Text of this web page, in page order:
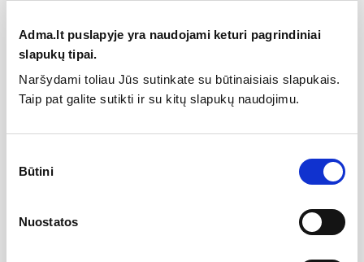
Adma.lt puslapyje yra naudojami keturi pagrindiniai
slapukų tipai.
Naršydami toliau Jūs sutinkate su būtinaisiais slapukais.
Taip pat galite sutikti ir su kitų slapukų naudojimu.
pasirinkimas
Būtini
Nuostatos
Dušo galvos skersmuo: 280 mm
Vandens pajungimas: 1/2"
Atstumas tarp centrų, vandens pajungimui:150 ± 12 mm
Vandens pratekėjimo greitis, litrais/min 16 l/min, vonios
dalims